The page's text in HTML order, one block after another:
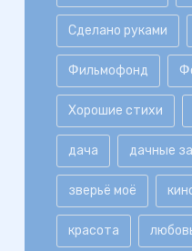
Сделано руками
Фильмофонд
Хорошие стихи
дача дачные
зверьё моё
красота